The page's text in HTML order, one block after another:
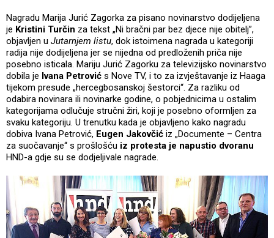
Nagradu Marija Jurić Zagorka za pisano novinarstvo dodijeljena
je Kristini Turčin za tekst „Ni bračni par bez djece nije obitelj”,
objavljen u Jutarnjem listu, dok istoimena nagrada u kategoriji
radija nije dodijeljena jer se nijedna od predloženih priča nije
posebno isticala. Mariju Jurić Zagorku za televizijsko novinarstvo
dobila je Ivana Petrović s Nove TV, i to za izvještavanje iz Haaga
tijekom presude „hercegbosanskoj šestorci“. Za razliku od
odabira novinara ili novinarke godine, o pobjednicima u ostalim
kategorijama odlučuje stručni žiri, koji je posebno oformljen za
svaku kategoriju. U trenutku kada je objavljeno kako nagradu
dobiva Ivana Petrović, Eugen Jakovčić iz „Documente – Centra
za suočavanje“ s prošlošću iz protesta je napustio dvoranu
HND-a gdje su se dodjeljivale nagrade.